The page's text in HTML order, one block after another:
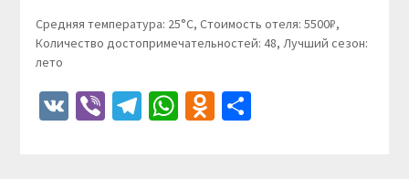
Средняя температура: 25°C, Стоимость отеля: 5500₽,
Количество достопримечательностей: 48, Лучший сезон:
лето
VKViberTelegram
WhatsApp
Odnoklassniki
Отправить